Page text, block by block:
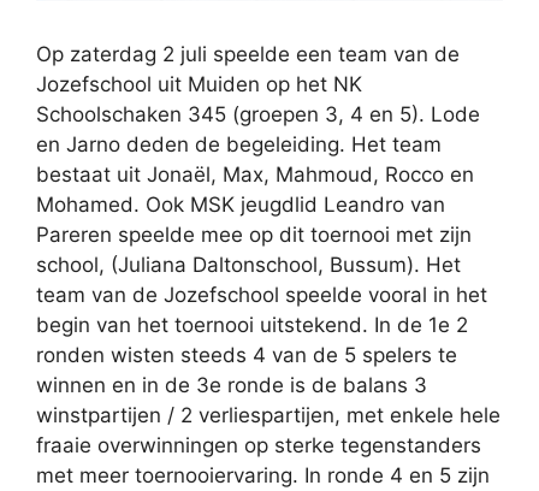
Op zaterdag 2 juli speelde een team van de
Jozefschool uit Muiden op het NK
Schoolschaken 345 (groepen 3, 4 en 5). Lode
en Jarno deden de begeleiding. Het team
bestaat uit Jonaël, Max, Mahmoud, Rocco en
Mohamed. Ook MSK jeugdlid Leandro van
Pareren speelde mee op dit toernooi met zijn
school, (Juliana Daltonschool, Bussum). Het
team van de Jozefschool speelde vooral in het
begin van het toernooi uitstekend. In de 1e 2
ronden wisten steeds 4 van de 5 spelers te
winnen en in de 3e ronde is de balans 3
winstpartijen / 2 verliespartijen, met enkele hele
fraaie overwinningen op sterke tegenstanders
met meer toernooiervaring. In ronde 4 en 5 zijn